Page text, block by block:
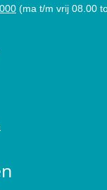
(ma t/m vrij 08.00